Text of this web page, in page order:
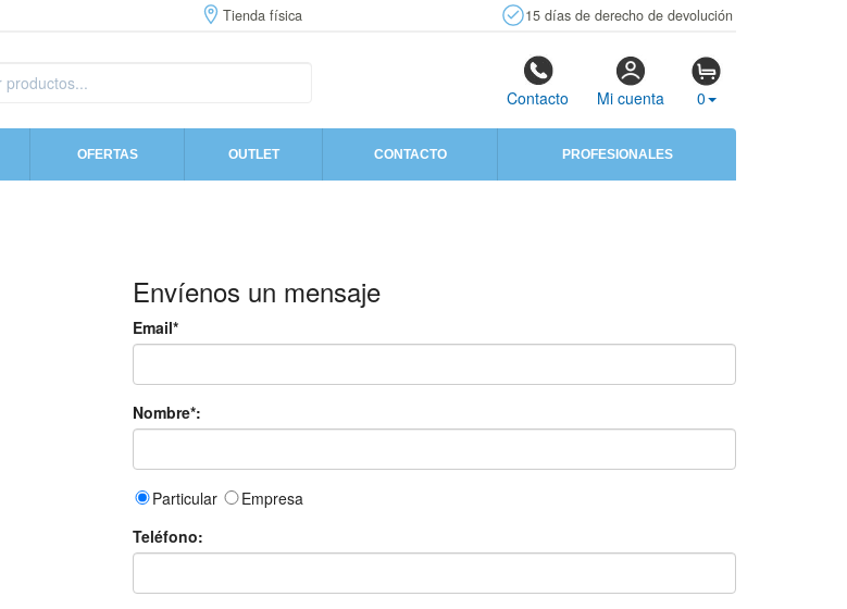
Tienda física 15 días de derecho de devolución
Contacto Mi cuenta 0
OFERTAS OUTLET CONTACTO PROFESIONALES
Envíenos un mensaje
Email*
Nombre*:
Particular
Empresa
Teléfono: